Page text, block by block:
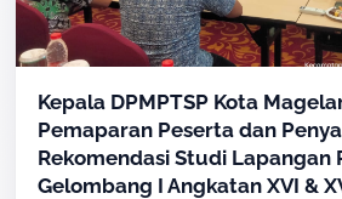
Kepala DPMPTSP Kota
Pemaparan Peserta dan
Rekomendasi Studi Lapangan
Gelombang I Angkatan XVI &